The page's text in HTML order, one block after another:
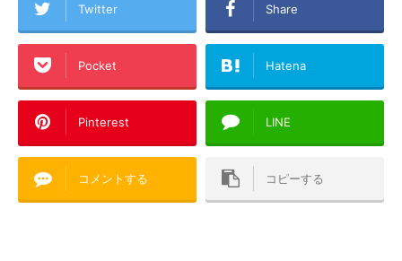
Twitter Share
Pocket Hatena
Pinterest LINE
コメントする コピーする